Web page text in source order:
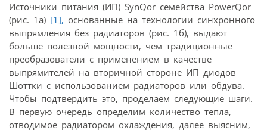
Источники питания (ИП) SynQor семейства PowerQor
(рис. 1а) [1], основанные на технологии синхронного
выпрямления без радиаторов (рис. 1б), выдают
больше полезной мощности, чем традиционные
преобразователи с применением в качестве
выпрямителей на вторичной стороне ИП диодов
Шоттки с использованием радиаторов или обдува.
Чтобы подтвердить это, проделаем следующие шаги.
В первую очередь определим количество тепла,
отводимое радиатором охлаждения, далее выясним,